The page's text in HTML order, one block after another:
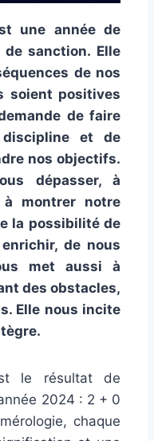
une année de
sanction. Elle
de nos
soient positives
de faire
et de
nos objectifs.
dépasser, à
montrer notre
la possibilité de
de nous
met aussi à
des obstacles,
Elle nous incite
le résultat de
2024 : 2 + 0
chaque